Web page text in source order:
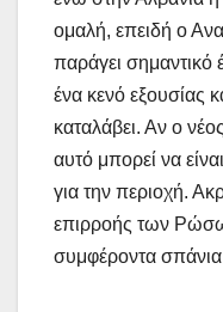
ομαλή, επειδή ο
παράγει σημαντικό
ένα κενό εξουσίας
καταλάβει. Αν ο
αυτό μπορεί να
για την περιοχή.
επιρροής των
συμφέροντα σπάνια